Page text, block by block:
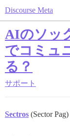
Discourse Meta
AIのソッ
でコミュ
る？
サポート
Sectros (Sector Pag)